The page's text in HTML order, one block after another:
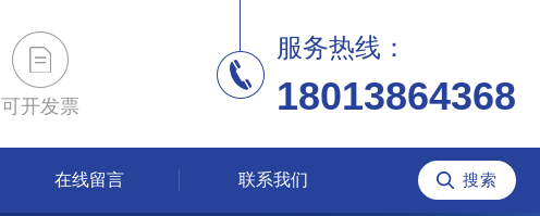
可开发票
服务热线：
18013864368
在线留言 联系我们